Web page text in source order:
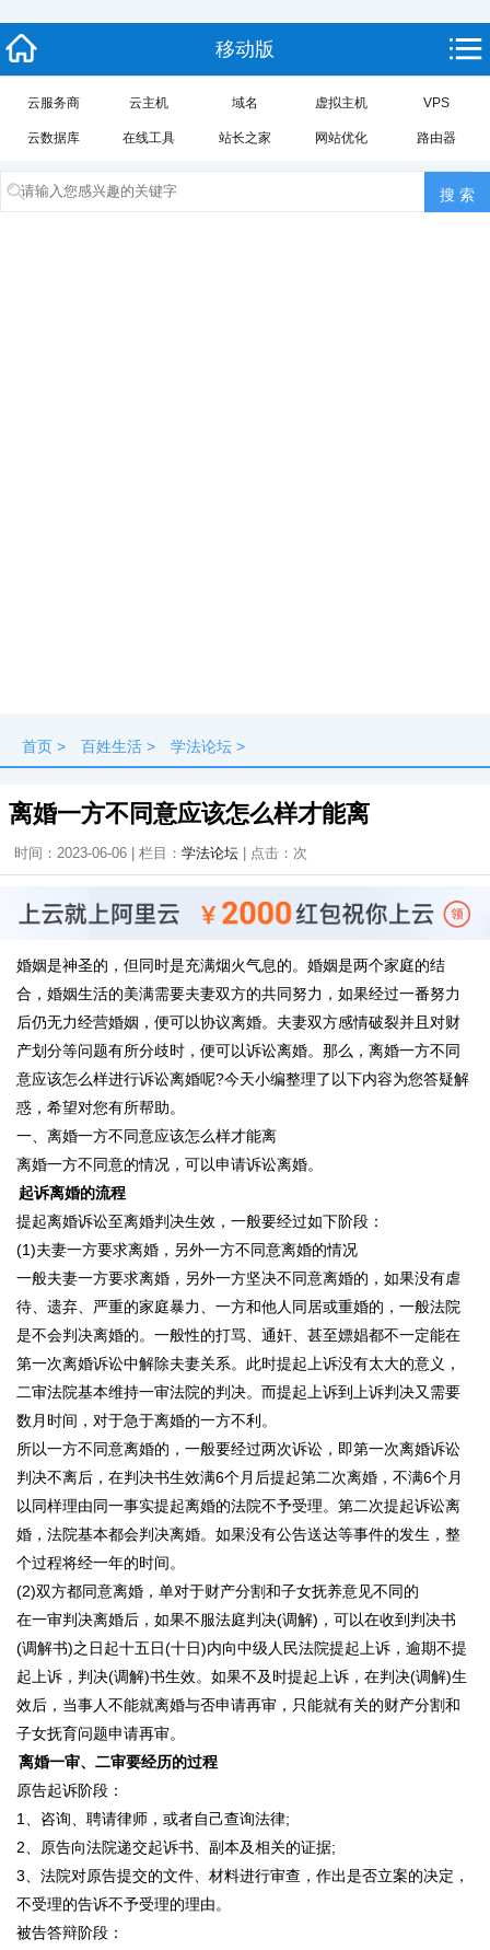
移动版
云服务商 云主机 域名 虚拟主机 VPS
云数据库 在线工具 站长之家 网站优化 路由器
首页 > 百姓生活 > 学法论坛 >
离婚一方不同意应该怎么样才能离
时间：2023-06-06 | 栏目： 学法论坛 | 点击： 次
婚姻是神圣的，但同时是充满烟火气息的。婚姻是两个家庭的结
合，婚姻生活的美满需要夫妻双方的共同努力，如果经过一番努力
后仍无力经营婚姻，便可以协议离婚。夫妻双方感情破裂并且对财
产划分等问题有所分歧时，便可以诉讼离婚。那么，离婚一方不同
意应该怎么样进行诉讼离婚呢?今天小编整理了以下内容为您答疑解
惑，希望对您有所帮助。
一、离婚一方不同意应该怎么样才能离
离婚一方不同意的情况，可以申请诉讼离婚。
起诉离婚的流程
提起离婚诉讼至离婚判决生效，一般要经过如下阶段：
(1)夫妻一方要求离婚，另外一方不同意离婚的情况
一般夫妻一方要求离婚，另外一方坚决不同意离婚的，如果没有虐
待、遗弃、严重的家庭暴力、一方和他人同居或重婚的，一般法院
是不会判决离婚的。一般性的打骂、通奸、甚至嫖娼都不一定能在
第一次离婚诉讼中解除夫妻关系。此时提起上诉没有太大的意义，
二审法院基本维持一审法院的判决。而提起上诉到上诉判决又需要
数月时间，对于急于离婚的一方不利。
所以一方不同意离婚的，一般要经过两次诉讼，即第一次离婚诉讼
判决不离后，在判决书生效满6个月后提起第二次离婚，不满6个月
以同样理由同一事实提起离婚的法院不予受理。第二次提起诉讼离
婚，法院基本都会判决离婚。如果没有公告送达等事件的发生，整
个过程将经一年的时间。
(2)双方都同意离婚，单对于财产分割和子女抚养意见不同的
在一审判决离婚后，如果不服法庭判决(调解)，可以在收到判决书
(调解书)之日起十五日(十日)内向中级人民法院提起上诉，逾期不提
起上诉，判决(调解)书生效。如果不及时提起上诉，在判决(调解)生
效后，当事人不能就离婚与否申请再审，只能就有关的财产分割和
子女抚育问题申请再审。
离婚一审、二审要经历的过程
原告起诉阶段：
1、咨询、聘请律师，或者自己查询法律;
2、原告向法院递交起诉书、副本及相关的证据;
3、法院对原告提交的文件、材料进行审查，作出是否立案的决定，
不受理的告诉不予受理的理由。
被告答辩阶段：